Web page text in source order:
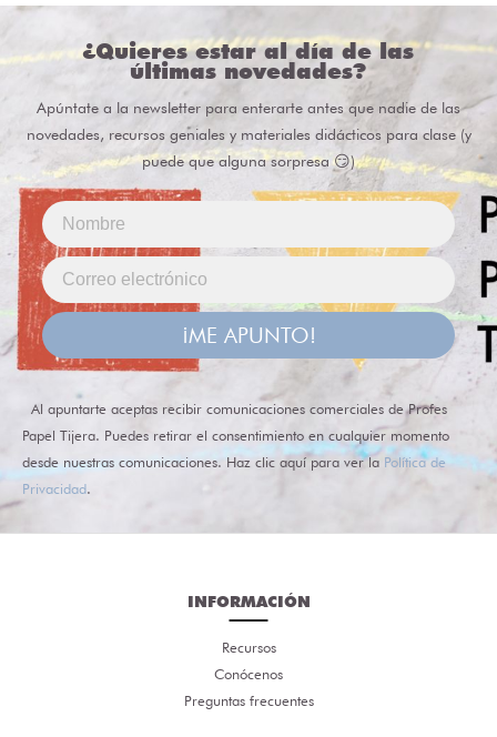
¿Quieres estar al día de las
últimas novedades?
Apúntate a la newsletter para enterarte antes que nadie de las
novedades, recursos geniales y materiales didácticos para clase (y
puede que alguna sorpresa 😏)
¡ME APUNTO!
Al apuntarte aceptas recibir comunicaciones comerciales de Profes
Papel Tijera. Puedes retirar el consentimiento en cualquier momento
desde nuestras comunicaciones. Haz clic aquí para ver la Política de
Privacidad.
INFORMACIÓN
Recursos
Conócenos
Preguntas frecuentes